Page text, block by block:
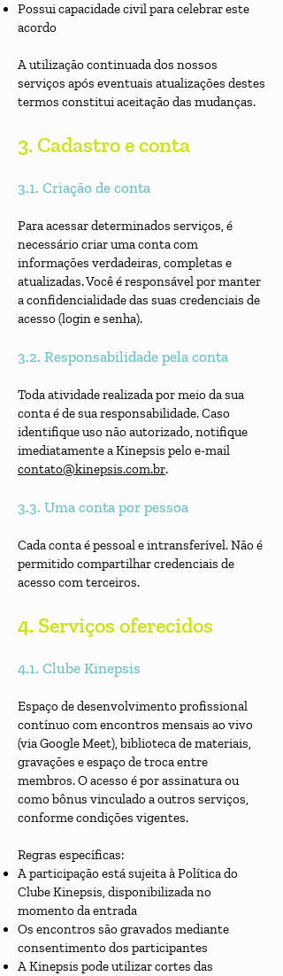
Possui capacidade civil para celebrar este
acordo
A utilização continuada dos nossos
serviços após eventuais atualizações destes
termos constitui aceitação das mudanças.
3. Cadastro e conta
3.1. Criação de conta
Para acessar determinados serviços, é
necessário criar uma conta com
informações verdadeiras, completas e
atualizadas. Você é responsável por manter
a confidencialidade das suas credenciais de
acesso (login e senha).
3.2. Responsabilidade pela conta
Toda atividade realizada por meio da sua
conta é de sua responsabilidade. Caso
identifique uso não autorizado, notifique
imediatamente a Kinepsis pelo e-mail
contato@kinepsis.com.br.
3.3. Uma conta por pessoa
Cada conta é pessoal e intransferível. Não é
permitido compartilhar credenciais de
acesso com terceiros.
4. Serviços oferecidos
4.1. Clube Kinepsis
Espaço de desenvolvimento profissional
contínuo com encontros mensais ao vivo
(via Google Meet), biblioteca de materiais,
gravações e espaço de troca entre
membros. O acesso é por assinatura ou
como bônus vinculado a outros serviços,
conforme condições vigentes.
Regras específicas:
A participação está sujeita à Política do
Clube Kinepsis, disponibilizada no
momento da entrada
Os encontros são gravados mediante
consentimento dos participantes
A Kinepsis pode utilizar cortes das